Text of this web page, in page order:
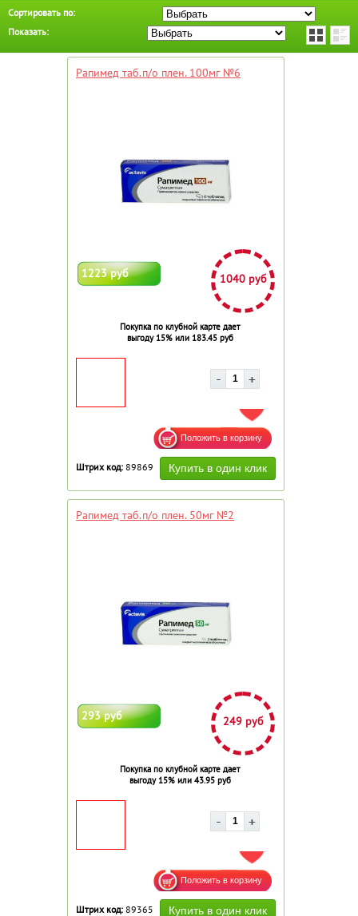
Сортировать по:
Показать:
Рапимед таб.п/о плен. 100мг №6
1223 руб 1040 руб
Покупка по клубной карте дает
выгоду 15% или 183.45 руб
ДОБАВИТЬ В ИЗБРАННОЕ
Штрих код: 89869
Рапимед таб.п/о плен. 50мг №2
293 руб 249 руб
Покупка по клубной карте дает
выгоду 15% или 43.95 руб
ДОБАВИТЬ В ИЗБРАННОЕ
Штрих код: 89365